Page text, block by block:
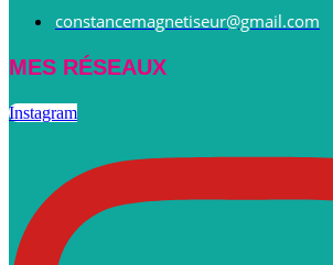
constancemagnetiseur@gmail.com
MES RÉSEAUX
Instagram